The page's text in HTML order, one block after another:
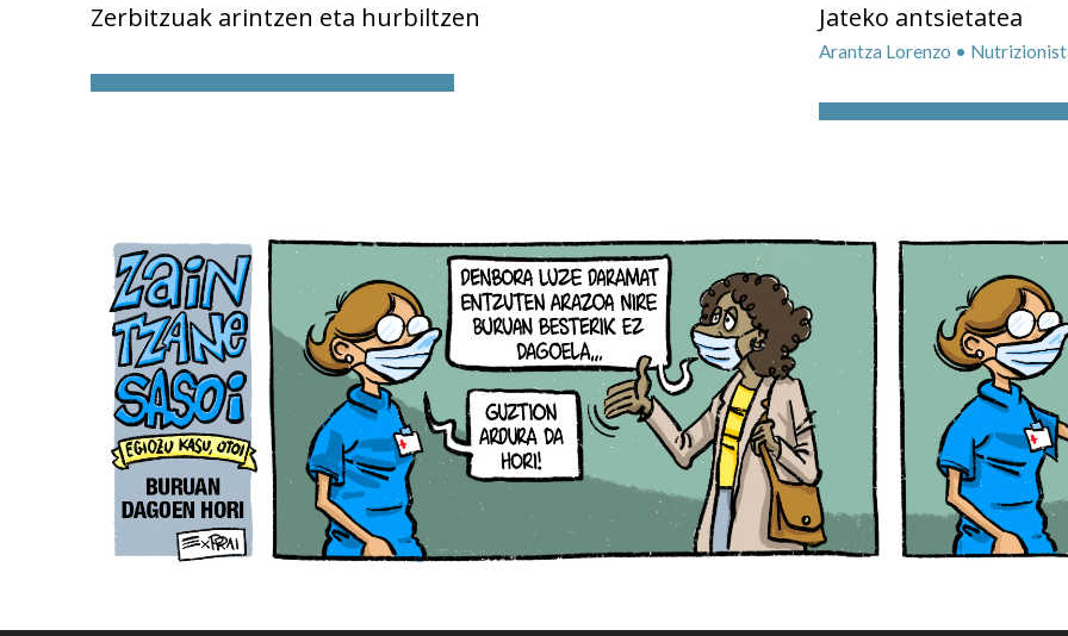
Zerbitzuak arintzen eta hurbiltzen Jateko antsietatea
Arantza Lorenzo •